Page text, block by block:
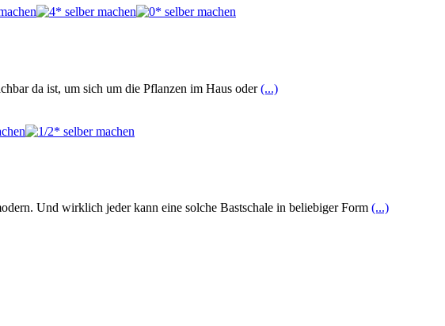
da ist, um sich um die Pflanzen im Haus oder(...)
Und wirklich jeder kann eine solche Bastschale in beliebiger Form (...)